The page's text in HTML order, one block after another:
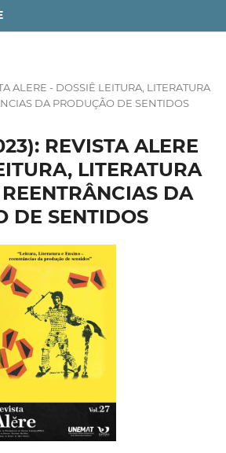
ALERE - DOSSIÊ LEITURA, LITERATURA
DA PRODUÇÃO DE SENTIDOS
REVISTA ALERE
LITERATURA
DA
DE SENTIDOS